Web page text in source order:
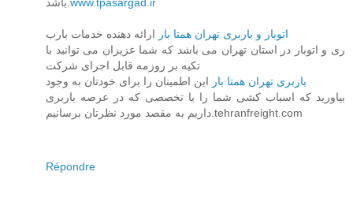
اتوبار و باربری تهران همتا بار ارائه دهنده خدمات بارب
ری و اتوبار در استان تهران می باشد که شما عزیزان می توانید با
تکیه بر روزمه قابل اجرای شرکت
باربری تهران همتا بار این اطمینان را برای خودتان به وجود
بیاورید که اسباب کشی شما را با تخصصی که در عرصه باربری
داریم به مقصد مورد نظرتان برسانیم.tehranfreight.com
Répondre